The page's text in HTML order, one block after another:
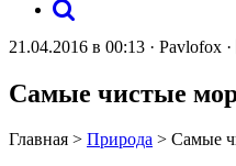
21.04.2016 в 00:13 · Pavlofox ·
Самые чистые
Главная > Природа > Самые